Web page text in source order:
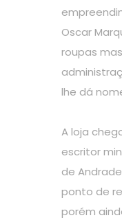
Oscar
roupas
lhe dá
A loja
escritor
de
ponto de
porém